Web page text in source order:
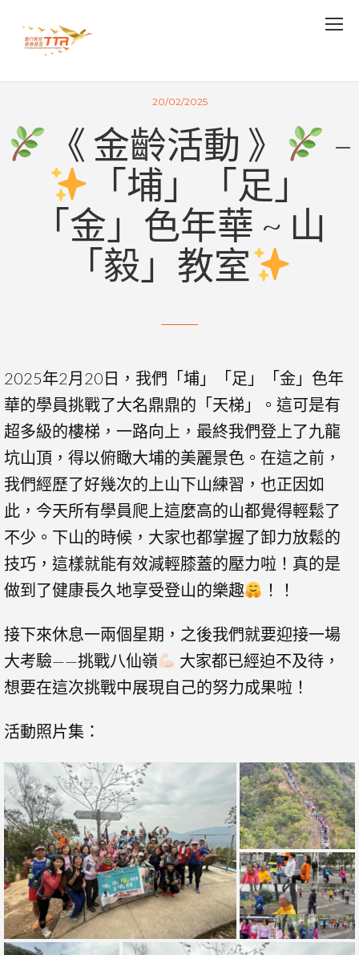
20/02/2025
《 金齡活動 》
–
「埔」「足」
「金」色年華 ~ 山
「毅」教室
2025年2月20日，我們「埔」「足」「金」色年
華的學員挑戰了大名鼎鼎的「天梯」。這可是有
超多級的樓梯，一路向上，最終我們登上了九龍
坑山頂，得以俯瞰大埔的美麗景色。在這之前，
我們經歷了好幾次的上山下山練習，也正因如
此，今天所有學員爬上這麼高的山都覺得輕鬆了
不少。下山的時候，大家也都掌握了卸力放鬆的
技巧，這樣就能有效減輕膝蓋的壓力啦！真的是
做到了健康長久地享受登山的樂趣
！！
接下來休息一兩個星期，之後我們就要迎接一場
大考驗——挑戰八仙嶺
大家都已經迫不及待，
想要在這次挑戰中展現自己的努力成果啦！
活動照片集：